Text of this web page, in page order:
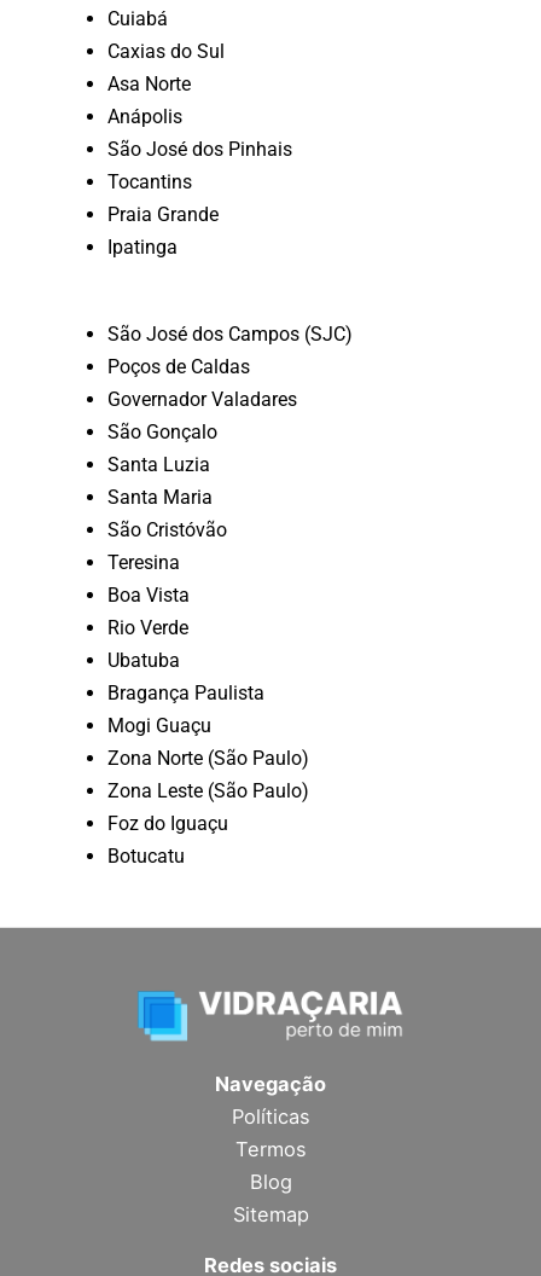
Cuiabá
Caxias do Sul
Asa Norte
Anápolis
São José dos Pinhais
Tocantins
Praia Grande
Ipatinga
São José dos Campos (SJC)
Poços de Caldas
Governador Valadares
São Gonçalo
Santa Luzia
Santa Maria
São Cristóvão
Teresina
Boa Vista
Rio Verde
Ubatuba
Bragança Paulista
Mogi Guaçu
Zona Norte (São Paulo)
Zona Leste (São Paulo)
Foz do Iguaçu
Botucatu
Navegação
Políticas
Termos
Blog
Sitemap
Redes sociais